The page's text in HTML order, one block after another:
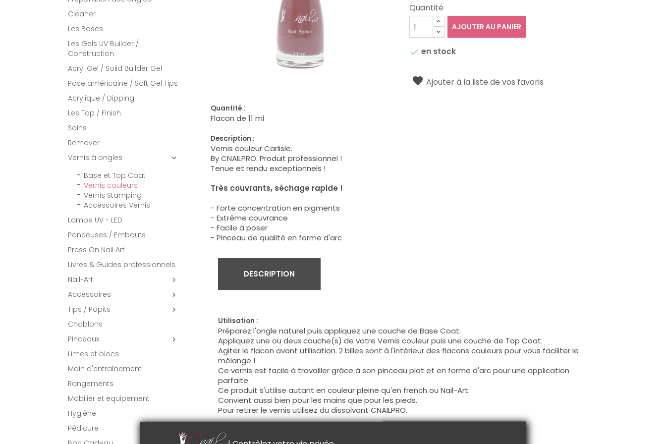
Cleaner
Les Bases
Les Gels UV Builder /
Construction
Acryl Gel / Solid Builder Gel
Pose américaine / Soft Gel Tips
Acrylique / Dipping
Les Top / Finish
Soins
Remover
Vernis à ongles

Base et Top Coat
Vernis couleurs
Vernis Stamping
Accessoires Vernis
Lampe UV - LED
Ponceuses / Embouts
Press On Nail Art
Livres & Guides professionnels
Nail-Art

Accessoires 
Tips / Popits 
Chablons
Pinceaux

Limes et blocs
Main d'entraînement
Rangements
Mobilier et équipement
Hygiène
Pédicure
Quantité
AJOUTER AU PANIER
 en stock
Ajouter à la liste de vos favoris
Quantité :
Flacon de 11 ml
Description :
Vernis couleur Carlisle.
By CNAILPRO. Produit professionnel !
Tenue et rendu exceptionnels !
Très couvrants, séchage rapide !
- Forte concentration en pigments
- Extrême couvrance
- Facile à poser
- Pinceau de qualité en forme d'arc
DESCRIPTION
Utilisation :
Préparez l'ongle naturel puis appliquez une couche de Base Coat.
Appliquez une ou deux couche(s) de votre Vernis couleur puis une couche de Top Coat.
Agiter le flacon avant utilisation. 2 billes sont à l'intérieur des flacons couleurs pour vous faciliter le
mélange !
Ce vernis est facile à travailler grâce à son pinceau plat et en forme d'arc pour une application
parfaite.
Ce produit s'utilise autant en couleur pleine qu'en french ou Nail-Art.
Convient aussi bien pour les mains que pour les pieds.
Pour retirer le vernis utilisez du dissolvant CNAILPRO.
Conseil :